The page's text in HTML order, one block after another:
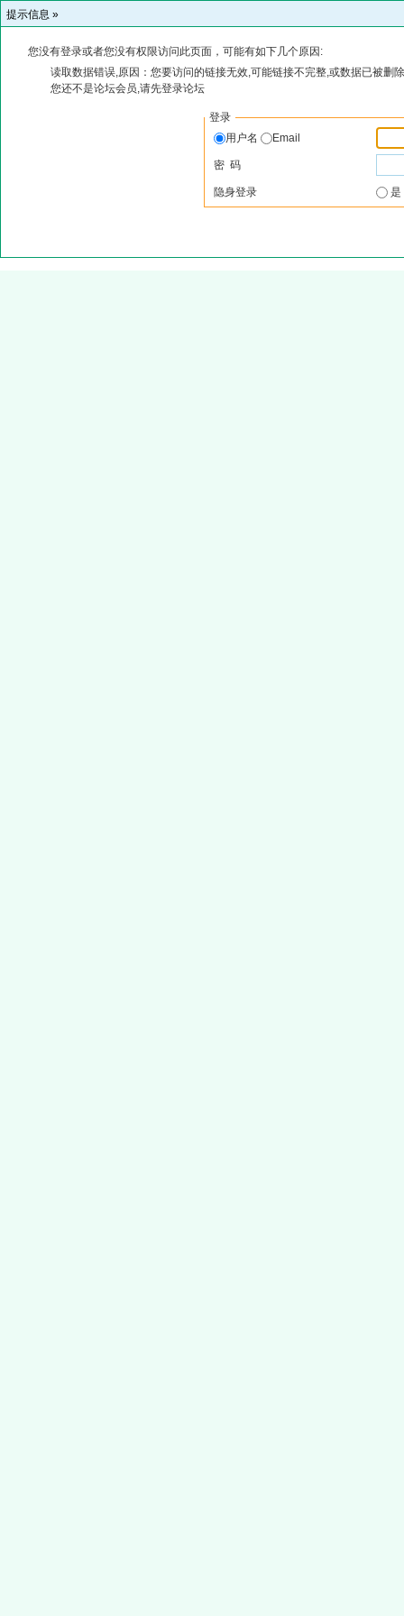
提示信息 »
您没有登录或者您没有权限访问此页面，可能有如下几个原因:
读取数据错误,原因：您要访问的链接无效,可能链接不完整,或数据已被删
您还不是论坛会员,请先登录论坛
登录
用户名
Email
密 码
隐身登录